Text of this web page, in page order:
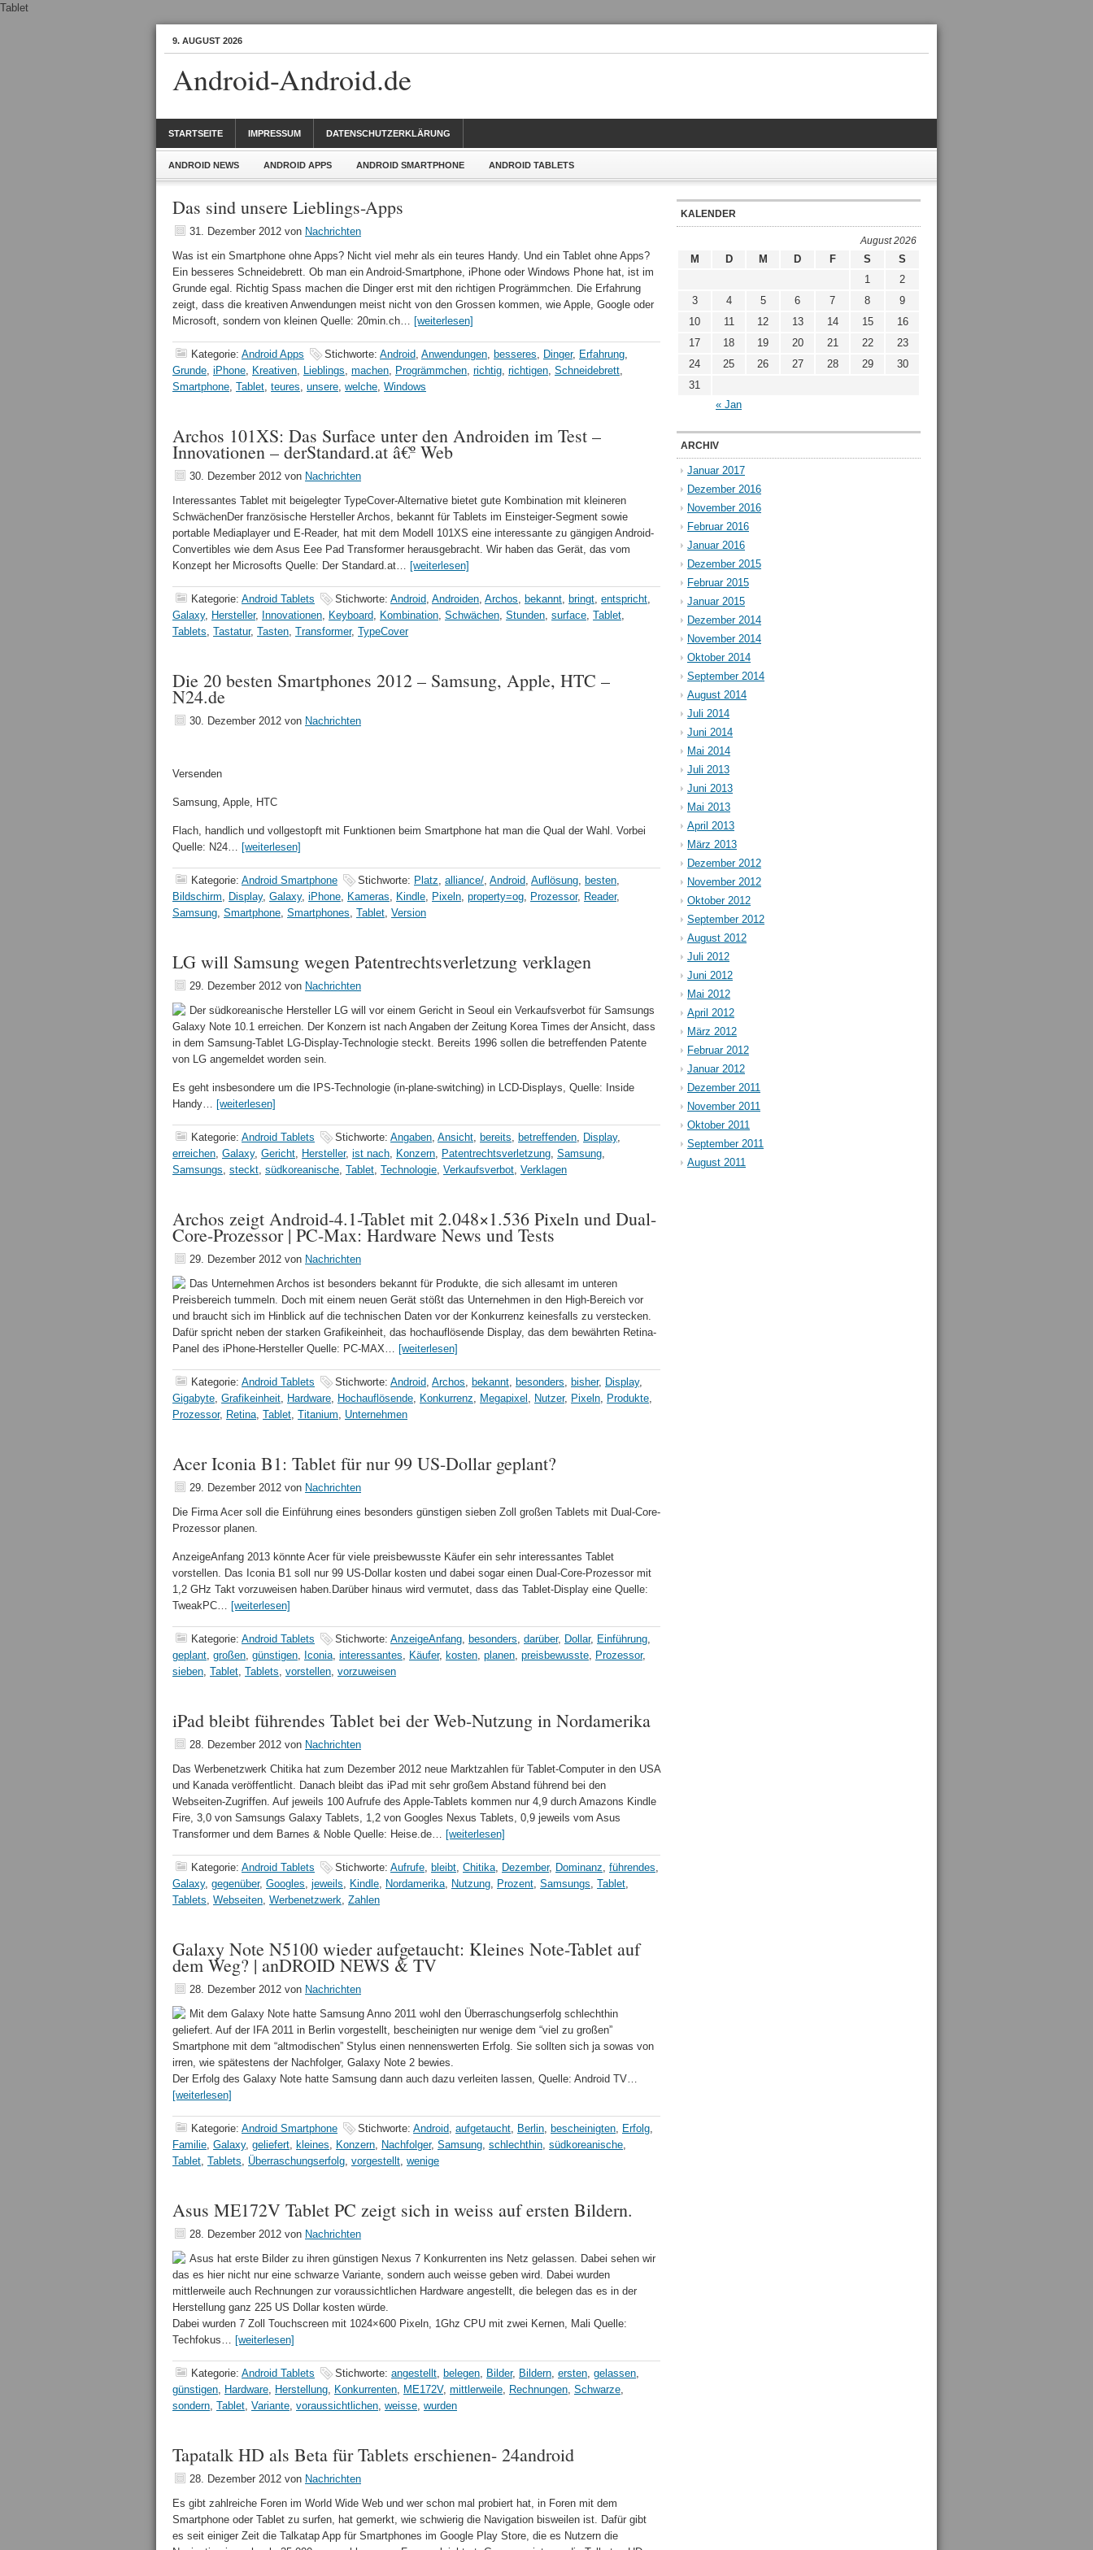
Tablet
9. AUGUST 2026
Android-Android.de
STARTSEITE IMPRESSUM DATENSCHUTZERKLÄRUNG
ANDROID NEWS ANDROID APPS ANDROID SMARTPHONE ANDROID TABLETS
Das sind unsere Lieblings-Apps
31. Dezember 2012 von Nachrichten
Was ist ein Smartphone ohne Apps? Nicht viel mehr als ein teures Handy. Und ein Tablet ohne Apps?
Ein besseres Schneidebrett. Ob man ein Android-Smartphone, iPhone oder Windows Phone hat, ist im
Grunde egal. Richtig Spass machen die Dinger erst mit den richtigen Progrämmchen. Die Erfahrung
zeigt, dass die kreativen Anwendungen meist nicht von den Grossen kommen, wie Apple, Google oder
Microsoft, sondern von kleinen Quelle: 20min.ch… [weiterlesen]
Kategorie: Android Apps Stichworte: Android, Anwendungen, besseres, Dinger, Erfahrung,
Grunde, iPhone, Kreativen, Lieblings, machen, Progrämmchen, richtig, richtigen, Schneidebrett,
Smartphone, Tablet, teures, unsere, welche, Windows
Archos 101XS: Das Surface unter den Androiden im Test –
Innovationen – derStandard.at â€º Web
30. Dezember 2012 von Nachrichten
Interessantes Tablet mit beigelegter TypeCover-Alternative bietet gute Kombination mit kleineren
SchwächenDer französische Hersteller Archos, bekannt für Tablets im Einsteiger-Segment sowie
portable Mediaplayer und E-Reader, hat mit dem Modell 101XS eine interessante zu gängigen Android-
Convertibles wie dem Asus Eee Pad Transformer herausgebracht. Wir haben das Gerät, das vom
Konzept her Microsofts Quelle: Der Standard.at… [weiterlesen]
Kategorie: Android Tablets Stichworte: Android, Androiden, Archos, bekannt, bringt, entspricht,
Galaxy, Hersteller, Innovationen, Keyboard, Kombination, Schwächen, Stunden, surface, Tablet,
Tablets, Tastatur, Tasten, Transformer, TypeCover
Die 20 besten Smartphones 2012 – Samsung, Apple, HTC –
N24.de
30. Dezember 2012 von Nachrichten
Versenden
Samsung, Apple, HTC
Flach, handlich und vollgestopft mit Funktionen beim Smartphone hat man die Qual der Wahl. Vorbei
Quelle: N24… [weiterlesen]
Kategorie: Android Smartphone Stichworte: Platz, alliance/, Android, Auflösung, besten,
Bildschirm, Display, Galaxy, iPhone, Kameras, Kindle, Pixeln, property=og, Prozessor, Reader,
Samsung, Smartphone, Smartphones, Tablet, Version
LG will Samsung wegen Patentrechtsverletzung verklagen
29. Dezember 2012 von Nachrichten
Der südkoreanische Hersteller LG will vor einem Gericht in Seoul ein Verkaufsverbot für Samsungs
Galaxy Note 10.1 erreichen. Der Konzern ist nach Angaben der Zeitung Korea Times der Ansicht, dass
in dem Samsung-Tablet LG-Display-Technologie steckt. Bereits 1996 sollen die betreffenden Patente
von LG angemeldet worden sein.
Es geht insbesondere um die IPS-Technologie (in-plane-switching) in LCD-Displays, Quelle: Inside
Handy… [weiterlesen]
Kategorie: Android Tablets Stichworte: Angaben, Ansicht, bereits, betreffenden, Display,
erreichen, Galaxy, Gericht, Hersteller, ist nach, Konzern, Patentrechtsverletzung, Samsung,
Samsungs, steckt, südkoreanische, Tablet, Technologie, Verkaufsverbot, Verklagen
Archos zeigt Android-4.1-Tablet mit 2.048×1.536 Pixeln und Dual-
Core-Prozessor | PC-Max: Hardware News und Tests
29. Dezember 2012 von Nachrichten
Das Unternehmen Archos ist besonders bekannt für Produkte, die sich allesamt im unteren
Preisbereich tummeln. Doch mit einem neuen Gerät stößt das Unternehmen in den High-Bereich vor
und braucht sich im Hinblick auf die technischen Daten vor der Konkurrenz keinesfalls zu verstecken.
Dafür spricht neben der starken Grafikeinheit, das hochauflösende Display, das dem bewährten Retina-
Panel des iPhone-Hersteller Quelle: PC-MAX… [weiterlesen]
Kategorie: Android Tablets Stichworte: Android, Archos, bekannt, besonders, bisher, Display,
Gigabyte, Grafikeinheit, Hardware, Hochauflösende, Konkurrenz, Megapixel , Nutzer, Pixeln, Produkte,
Prozessor, Retina, Tablet, Titanium, Unternehmen
Acer Iconia B1: Tablet für nur 99 US-Dollar geplant?
29. Dezember 2012 von Nachrichten
Die Firma Acer soll die Einführung eines besonders günstigen sieben Zoll großen Tablets mit Dual-Core-
Prozessor planen.
AnzeigeAnfang 2013 könnte Acer für viele preisbewusste Käufer ein sehr interessantes Tablet
vorstellen. Das Iconia B1 soll nur 99 US-Dollar kosten und dabei sogar einen Dual-Core-Prozessor mit
1,2 GHz Takt vorzuweisen haben.Darüber hinaus wird vermutet, dass das Tablet-Display eine Quelle:
TweakPC… [weiterlesen]
Kategorie: Android Tablets Stichworte: AnzeigeAnfang, besonders, darüber, Dollar, Einführung,
geplant, großen, günstigen, Iconia, interessantes, Käufer, kosten, planen, preisbewusste, Prozessor,
sieben, Tablet, Tablets, vorstellen, vorzuweisen
iPad bleibt führendes Tablet bei der Web-Nutzung in Nordamerika
28. Dezember 2012 von Nachrichten
Das Werbenetzwerk Chitika hat zum Dezember 2012 neue Marktzahlen für Tablet-Computer in den USA
und Kanada veröffentlicht. Danach bleibt das iPad mit sehr großem Abstand führend bei den
Webseiten-Zugriffen. Auf jeweils 100 Aufrufe des Apple-Tablets kommen nur 4,9 durch Amazons Kindle
Fire, 3,0 von Samsungs Galaxy Tablets, 1,2 von Googles Nexus Tablets, 0,9 jeweils vom Asus
Transformer und dem Barnes & Noble Quelle: Heise.de… [weiterlesen]
Kategorie: Android Tablets Stichworte: Aufrufe, bleibt, Chitika, Dezember, Dominanz, führendes,
Galaxy, gegenüber, Googles, jeweils, Kindle, Nordamerika, Nutzung, Prozent, Samsungs, Tablet,
Tablets, Webseiten, Werbenetzwerk, Zahlen
Galaxy Note N5100 wieder aufgetaucht: Kleines Note-Tablet auf
dem Weg? | anDROID NEWS & TV
28. Dezember 2012 von Nachrichten
Mit dem Galaxy Note hatte Samsung Anno 2011 wohl den Überraschungserfolg schlechthin
geliefert. Auf der IFA 2011 in Berlin vorgestellt, bescheinigten nur wenige dem “viel zu großen”
Smartphone mit dem “altmodischen” Stylus einen nennenswerten Erfolg. Sie sollten sich ja sowas von
irren, wie spätestens der Nachfolger, Galaxy Note 2 bewies.
Der Erfolg des Galaxy Note hatte Samsung dann auch dazu verleiten lassen, Quelle: Android TV…
[weiterlesen]
Kategorie: Android Smartphone Stichworte: Android, aufgetaucht, Berlin, bescheinigten, Erfolg,
Familie, Galaxy, geliefert, kleines, Konzern, Nachfolger, Samsung, schlechthin, südkoreanische,
Tablet, Tablets, Überraschungserfolg, vorgestellt, wenige
Asus ME172V Tablet PC zeigt sich in weiss auf ersten Bildern.
28. Dezember 2012 von Nachrichten
Asus hat erste Bilder zu ihren günstigen Nexus 7 Konkurrenten ins Netz gelassen. Dabei sehen wir
das es hier nicht nur eine schwarze Variante, sondern auch weisse geben wird. Dabei wurden
mittlerweile auch Rechnungen zur voraussichtlichen Hardware angestellt, die belegen das es in der
Herstellung ganz 225 US Dollar kosten würde.
Dabei wurden 7 Zoll Touchscreen mit 1024×600 Pixeln, 1Ghz CPU mit zwei Kernen, Mali Quelle:
Techfokus… [weiterlesen]
Kategorie: Android Tablets Stichworte: angestellt, belegen, Bilder, Bildern, ersten, gelassen,
günstigen, Hardware, Herstellung, Konkurrenten, ME172V, mittlerweile, Rechnungen, Schwarze,
sondern, Tablet, Variante, voraussichtlichen, weisse, wurden
Tapatalk HD als Beta für Tablets erschienen- 24android
28. Dezember 2012 von Nachrichten
Es gibt zahlreiche Foren im World Wide Web und wer schon mal probiert hat, in Foren mit dem
Smartphone oder Tablet zu surfen, hat gemerkt, wie schwierig die Navigation bisweilen ist. Dafür gibt
es seit einiger Zeit die Talkatap App für Smartphones im Google Play Store, die es Nutzern die
KALENDER
August 2026
M D M D F S S
« Jan
1
2
3
4 5 6 7 8
9
10
11 12 13 14 15
16
17
18 19 20 21 22
23
24
25 26 27 28 29
30
31
ARCHIV
Januar 2017
Dezember 2016
November 2016
Februar 2016
Januar 2016
Dezember 2015
Februar 2015
Januar 2015
Dezember 2014
November 2014
Oktober 2014
September 2014
August 2014
Juli 2014
Juni 2014
Mai 2014
Juli 2013
Juni 2013
Mai 2013
April 2013
März 2013
Dezember 2012
November 2012
Oktober 2012
September 2012
August 2012
Juli 2012
Juni 2012
Mai 2012
April 2012
März 2012
Februar 2012
Januar 2012
Dezember 2011
November 2011
Oktober 2011
September 2011
August 2011